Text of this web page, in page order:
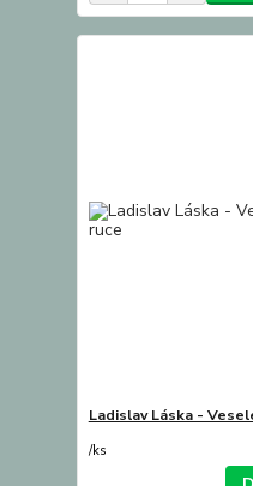
Ladislav Láska -
/ks